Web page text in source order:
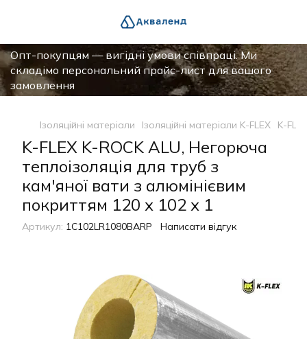
Опт-покупцям — вигідні умови співпраці. Ми
складімо персональний прайс-лист для вашого
замовлення
Ізоляційні матеріали Ізоляційні матеріали K-FLEX K-
K-FLEX K-ROCK ALU, Негорюча
теплоізоляція для труб з
кам'яної вати з алюмінієвим
покриттям 120 х 102 х 1
Артикул: 1C102LR1080BARP Написати відгук